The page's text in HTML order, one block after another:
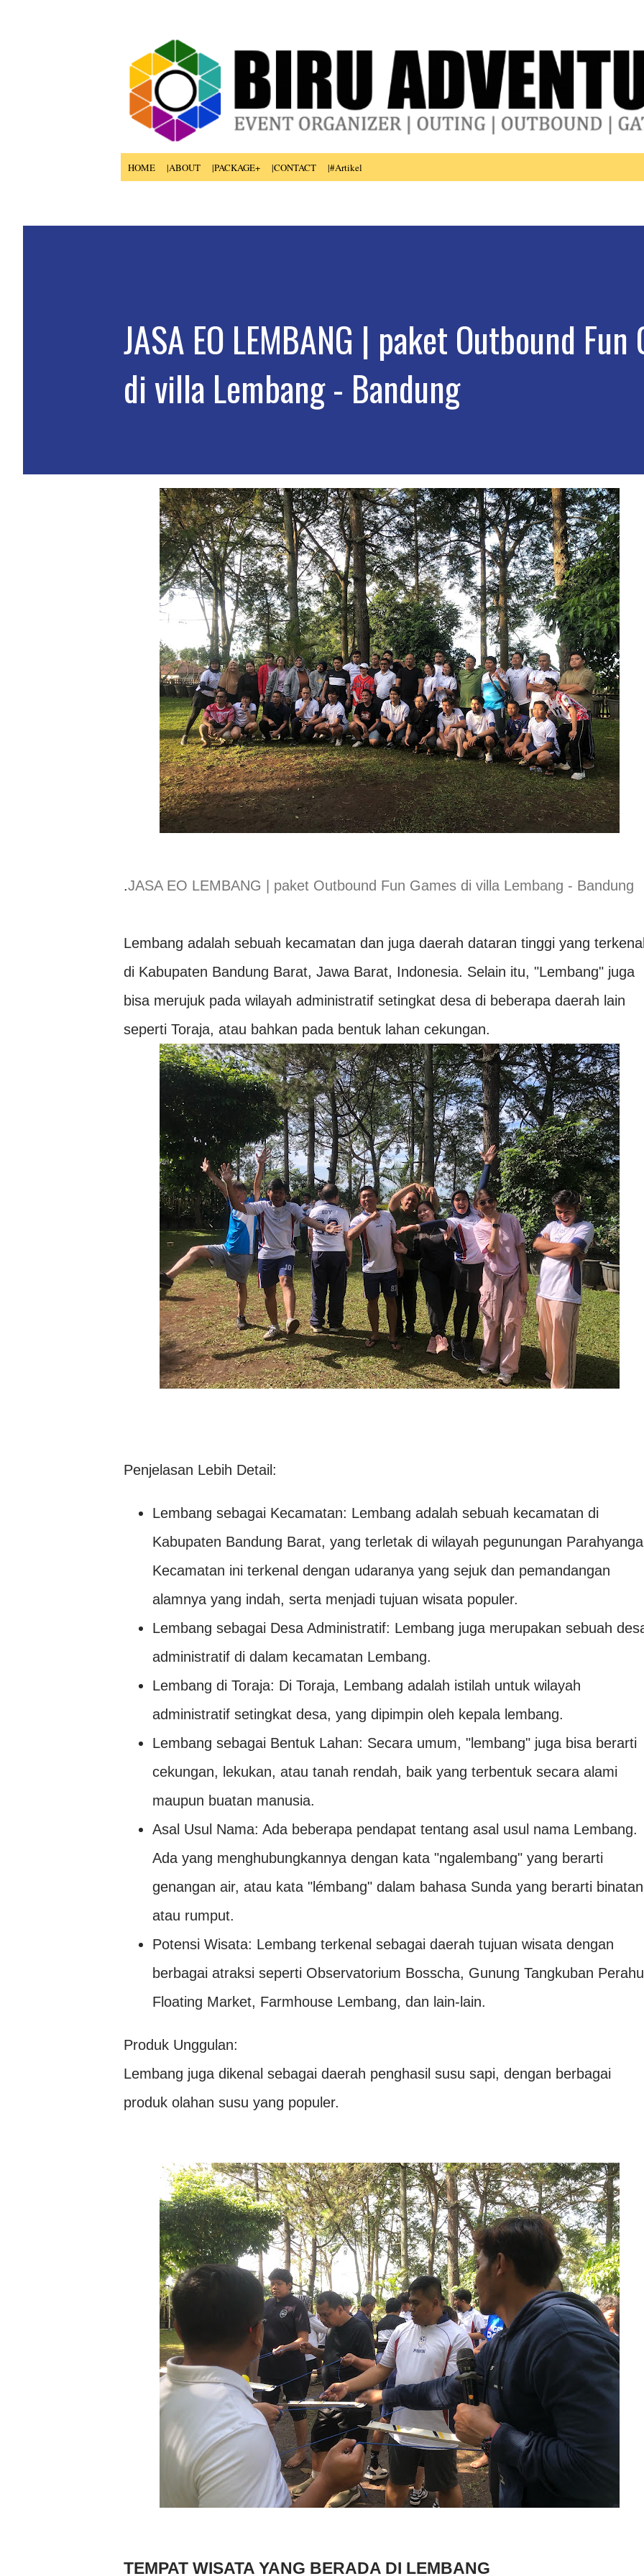
HOME |ABOUT |PACKAGE+ |CONTACT |#Artikel
JASA EO LEMBANG | paket Outbound Fun
di villa Lembang - Bandung
.JASA EO LEMBANG | paket Outbound Fun Games di villa Lembang - Bandung
Lembang adalah sebuah kecamatan dan juga daerah dataran tinggi yang
di Kabupaten Bandung Barat, Jawa Barat, Indonesia. Selain itu, "Lembang" juga
bisa merujuk pada wilayah administratif setingkat desa di beberapa daerah lain
seperti Toraja, atau bahkan pada bentuk lahan cekungan.
Penjelasan Lebih Detail:
Lembang sebagai Kecamatan: Lembang adalah sebuah kecamatan di
Kabupaten Bandung Barat, yang terletak di wilayah pegunungan
Kecamatan ini terkenal dengan udaranya yang sejuk dan pemandangan
alamnya yang indah, serta menjadi tujuan wisata populer.
Lembang sebagai Desa Administratif: Lembang juga merupakan sebuah
administratif di dalam kecamatan Lembang.
Lembang di Toraja: Di Toraja, Lembang adalah istilah untuk wilayah
administratif setingkat desa, yang dipimpin oleh kepala lembang.
Lembang sebagai Bentuk Lahan: Secara umum, "lembang" juga bisa berarti
cekungan, lekukan, atau tanah rendah, baik yang terbentuk secara alami
maupun buatan manusia.
Asal Usul Nama: Ada beberapa pendapat tentang asal usul nama Lembang.
Ada yang menghubungkannya dengan kata "ngalembang" yang berarti
genangan air, atau kata "lémbang" dalam bahasa Sunda yang berarti
atau rumput.
Potensi Wisata: Lembang terkenal sebagai daerah tujuan wisata dengan
berbagai atraksi seperti Observatorium Bosscha, Gunung Tangkuban
Floating Market, Farmhouse Lembang, dan lain-lain.
Produk Unggulan:
Lembang juga dikenal sebagai daerah penghasil susu sapi, dengan berbagai
produk olahan susu yang populer.
TEMPAT WISATA YANG BERADA DI LEMBANG